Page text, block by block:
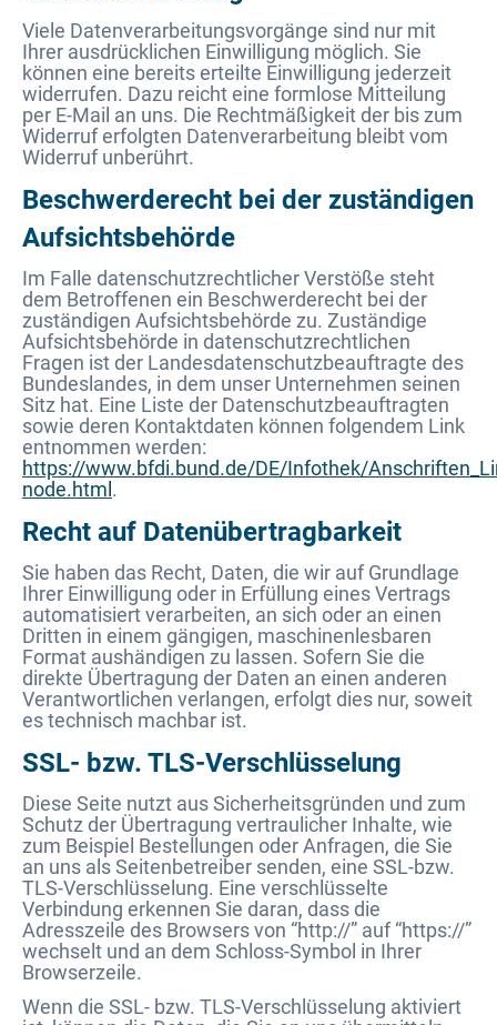
Viele Datenverarbeitungsvorgänge sind nur mit
Ihrer ausdrücklichen Einwilligung möglich. Sie
können eine bereits erteilte Einwilligung jederzeit
widerrufen. Dazu reicht eine formlose Mitteilung
per E-Mail an uns. Die Rechtmäßigkeit der bis zum
Widerruf erfolgten Datenverarbeitung bleibt vom
Widerruf unberührt.
Beschwerderecht bei der zuständigen
Aufsichtsbehörde
Im Falle datenschutzrechtlicher Verstöße steht
dem Betroffenen ein Beschwerderecht bei der
zuständigen Aufsichtsbehörde zu. Zuständige
Aufsichtsbehörde in datenschutzrechtlichen
Fragen ist der Landesdatenschutzbeauftragte des
Bundeslandes, in dem unser Unternehmen seinen
Sitz hat. Eine Liste der Datenschutzbeauftragten
sowie deren Kontaktdaten können folgendem Link
entnommen werden:
https://www.bfdi.bund.de/DE/Infothek/
node.html .
Recht auf Datenübertragbarkeit
Sie haben das Recht, Daten, die wir auf Grundlage
Ihrer Einwilligung oder in Erfüllung eines Vertrags
automatisiert verarbeiten, an sich oder an einen
Dritten in einem gängigen, maschinenlesbaren
Format aushändigen zu lassen. Sofern Sie die
direkte Übertragung der Daten an einen anderen
Verantwortlichen verlangen, erfolgt dies nur, soweit
es technisch machbar ist.
SSL- bzw. TLS-Verschlüsselung
Diese Seite nutzt aus Sicherheitsgründen und zum
Schutz der Übertragung vertraulicher Inhalte, wie
zum Beispiel Bestellungen oder Anfragen, die Sie
an uns als Seitenbetreiber senden, eine SSL-bzw.
TLS-Verschlüsselung. Eine verschlüsselte
Verbindung erkennen Sie daran, dass die
Adresszeile des Browsers von “http://” auf “https://”
wechselt und an dem Schloss-Symbol in Ihrer
Browserzeile.
Wenn die SSL- bzw. TLS-Verschlüsselung aktiviert